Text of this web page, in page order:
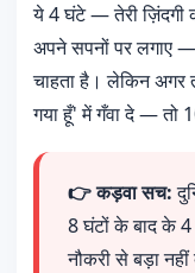
ये 4 घंटे — तेरी
अपने सपनों पर लगाए
चाहता है। लेकिन
गया हूँ' में गँवा दे — तो
👉 कड़वा सच:
8 घंटों के बाद के 4
नौकरी से बड़ा